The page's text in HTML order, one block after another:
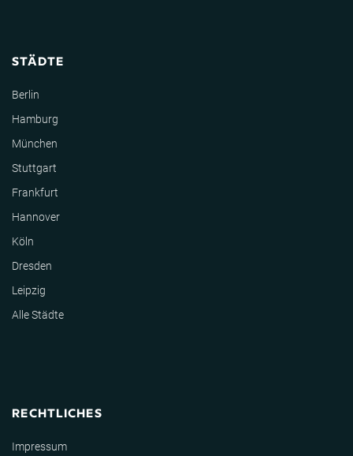
STÄDTE
Berlin
Hamburg
München
Stuttgart
Frankfurt
Hannover
Köln
Dresden
Leipzig
Alle Städte
RECHTLICHES
Impressum